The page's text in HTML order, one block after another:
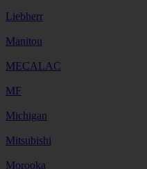
Liebherr
Manitou
MECALAC
MF
Michigan
Mitsubishi
Morooka